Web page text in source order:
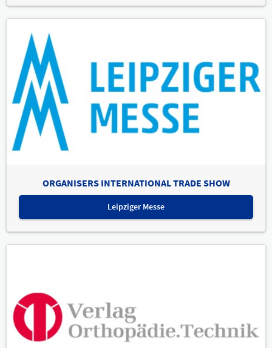
ORGANISERS INTERNATIONAL TRADE SHOW
Leipziger Messe